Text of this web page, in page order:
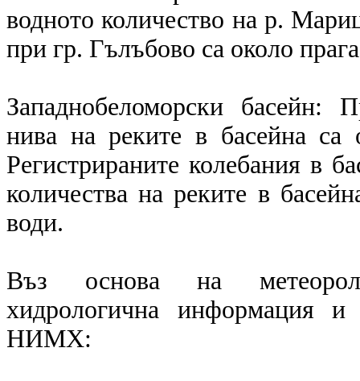
водното количество на р.
при гр. Гълъбово са около
Западнобеломорски басейн:
нива на реките в басейна са
Регистрираните колебания в
количества на реките в
води.
Въз основа на
хидрологична информация и
НИМХ: